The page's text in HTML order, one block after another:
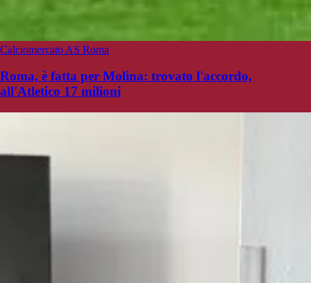
Calciomercato AS Roma
Roma, è fatta per Molina: trovato l'accordo,
all'Atletico 17 milioni